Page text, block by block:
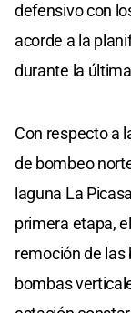
defensivo con
acorde a la
durante la
Con respecto a
de bombeo
laguna La
primera etapa,
remoción de las
bombas